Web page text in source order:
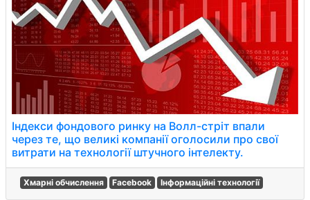
Індекси фондового ринку на Волл-стріт впали
через те, що великі компанії оголосили про свої
витрати на технології штучного інтелекту.
Хмарні обчислення Facebook Інформаційні технології